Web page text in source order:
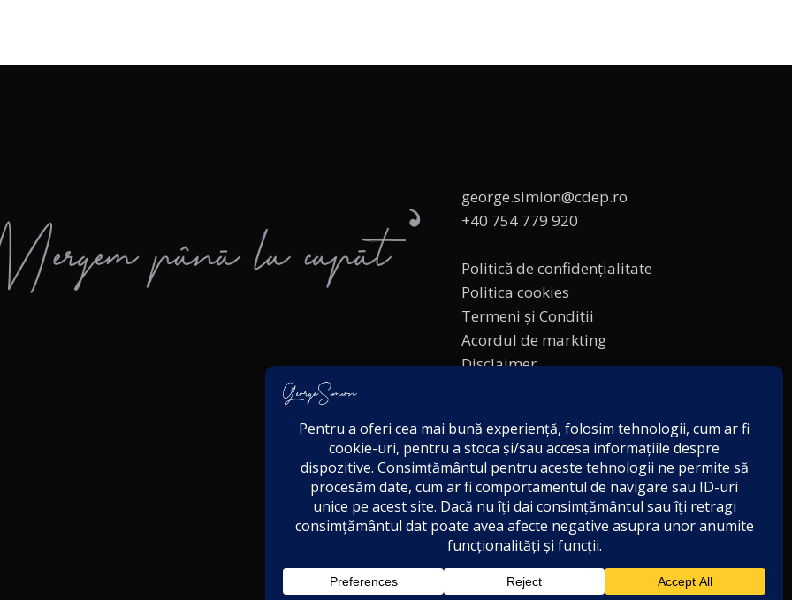
george.simion@cdep.ro
+40 754 779 920
Politică de confidențialitate
Politica cookies
Termeni și Condiții
Acordul de markting
Disclaimer